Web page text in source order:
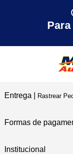
Entrega | Rastrear
Formas de
Institucional